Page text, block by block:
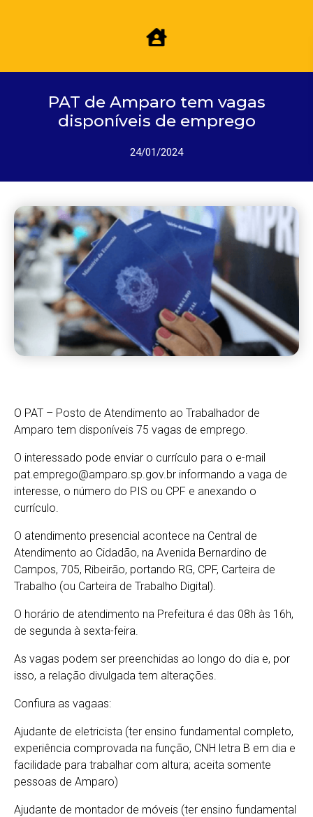
PAT de Amparo tem vagas
disponíveis de emprego
24/01/2024
O PAT – Posto de Atendimento ao Trabalhador de
Amparo tem disponíveis 75 vagas de emprego.
O interessado pode enviar o currículo para o e-mail
pat.emprego@amparo.sp.gov.br informando a vaga de
interesse, o número do PIS ou CPF e anexando o
currículo.
O atendimento presencial acontece na Central de
Atendimento ao Cidadão, na Avenida Bernardino de
Campos, 705, Ribeirão, portando RG, CPF, Carteira de
Trabalho (ou Carteira de Trabalho Digital).
O horário de atendimento na Prefeitura é das 08h às 16h,
de segunda à sexta-feira.
As vagas podem ser preenchidas ao longo do dia e, por
isso, a relação divulgada tem alterações.
Confiura as vagaas:
Ajudante de eletricista (ter ensino fundamental completo,
experiência comprovada na função, CNH letra B em dia e
facilidade para trabalhar com altura; aceita somente
pessoas de Amparo)
Ajudante de montador de móveis (ter ensino fundamental